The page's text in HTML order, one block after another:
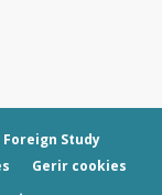
Study
Gerir cookies